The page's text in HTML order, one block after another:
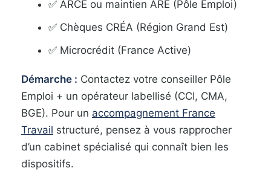
✅ ARCE ou maintien ARE (Pôle Emploi)
✅ Chèques CRÉA (Région Grand Est)
✅ Microcrédit (France Active)
Démarche : Contactez votre conseiller Pôle
Emploi + un opérateur labellisé (CCI, CMA,
BGE). Pour un accompagnement France
Travail structuré, pensez à vous rapprocher
d’un cabinet spécialisé qui connaît bien les
dispositifs.